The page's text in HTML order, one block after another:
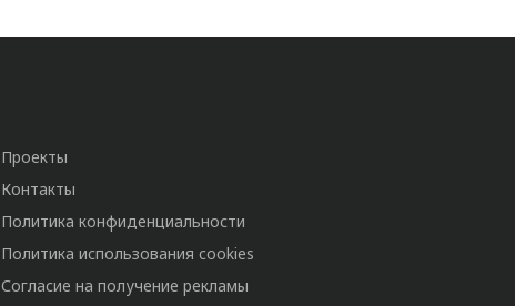
Проекты
Контакты
Политика конфиденциальности
Политика использования cookies
Согласие на получение рекламы